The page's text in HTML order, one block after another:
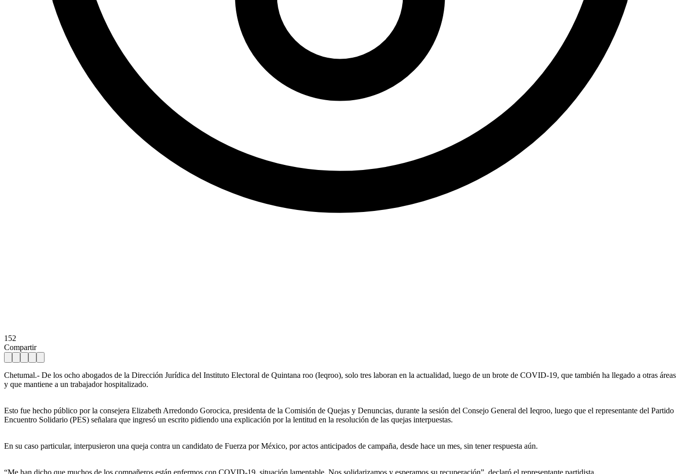
152
Compartir
Chetumal.- De los ocho abogados de la Dirección Jurídica del Instituto Electoral de Quintana roo (Ieqroo), solo tres laboran en la actualidad, luego de un brote de COVID-19, que también ha llegado a otras áreas
y que mantiene a un trabajador hospitalizado.
Esto fue hecho público por la consejera Elizabeth Arredondo Gorocica, presidenta de la Comisión de Quejas y Denuncias, durante la sesión del Consejo General del Ieqroo, luego que el representante del Partido
Encuentro Solidario (PES) señalara que ingresó un escrito pidiendo una explicación por la lentitud en la resolución de las quejas interpuestas.
En su caso particular, interpusieron una queja contra un candidato de Fuerza por México, por actos anticipados de campaña, desde hace un mes, sin tener respuesta aún.
“Me han dicho que muchos de los compañeros están enfermos con COVID-19, situación lamentable. Nos solidarizamos y esperamos su recuperación”, declaró el representante partidista.